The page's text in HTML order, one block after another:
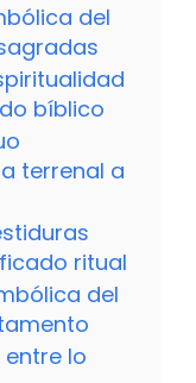
del
bíblico
terrenal a
ritual
del
lo